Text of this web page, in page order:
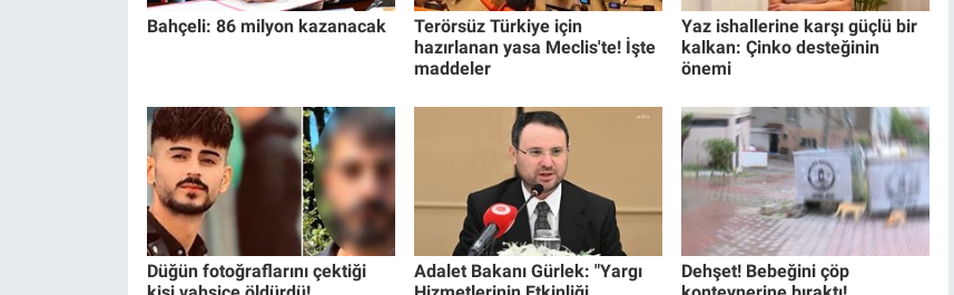
Bahçeli: 86 milyon kazanacak
Terörsüz Türkiye için
hazırlanan yasa Meclis'te! İşte
maddeler
Yaz ishallerine karşı güçlü bir
kalkan: Çinko desteğinin
önemi
Düğün fotoğraflarını çektiği
Adalet Bakanı Gürlek: "Yargı
Dehşet! Bebeğini çöp